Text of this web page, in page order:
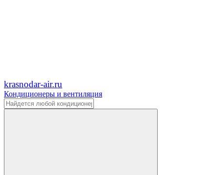
krasnodar-air.ru
Кондиционеры и вентиляция